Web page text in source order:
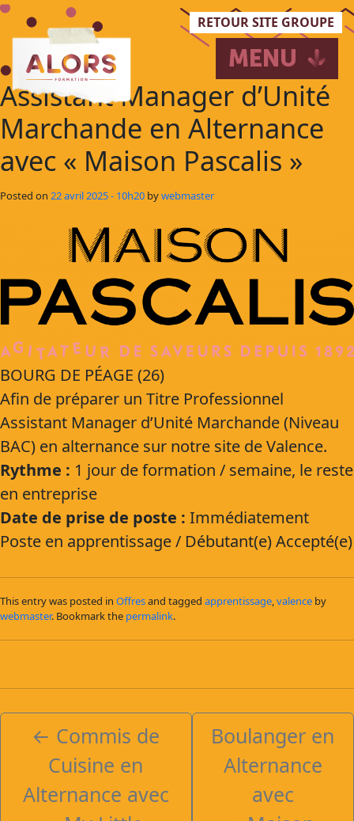
Passer au contenu principal
MENU
RETOUR SITE GROUPE
Assistant Manager d’Unité
Marchande en Alternance
avec « Maison Pascalis »
Posted on 22 avril 2025 - 10h20 bywebmaster
BOURG DE PÉAGE (26)
Afin de préparer un Titre Professionnel
Assistant Manager d’Unité Marchande (Niveau
BAC) en alternance sur notre site de Valence.
Rythme : 1 jour de formation / semaine, le reste
en entreprise
Date de prise de poste : Immédiatement
Poste en apprentissage / Débutant(e) Accepté(e)
This entry was posted in Offresand tagged apprentissage,valence by
webmaster. Bookmark the permalink.
← Commis de
Cuisine en
Alternance avec
Boulanger en
Alternance
avec